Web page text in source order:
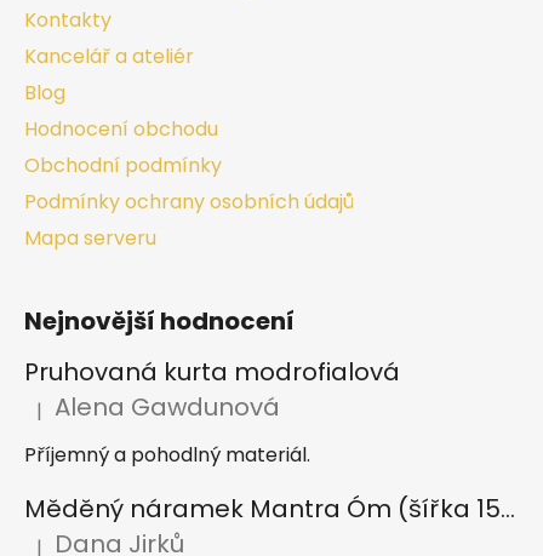
Kontakty
Kancelář a ateliér
Blog
Hodnocení obchodu
Obchodní podmínky
Podmínky ochrany osobních údajů
Mapa serveru
Nejnovější hodnocení
Pruhovaná kurta modrofialová
Hodnocení produktu je 5 z 5 hvězdiček.
| Alena Gawdunová
Příjemný a pohodlný materiál.
Měděný náramek Mantra Óm (šířka 15 mm)
| Dana Jirků